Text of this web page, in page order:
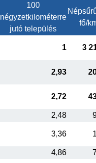
100
négyzetkilométerre
jutó település
fő/
1 3
2,93
2,72
2,48
3,36
4,86